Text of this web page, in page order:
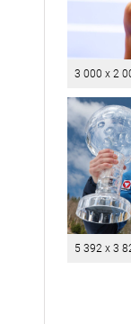
3 000 x 2
5 392 x 3